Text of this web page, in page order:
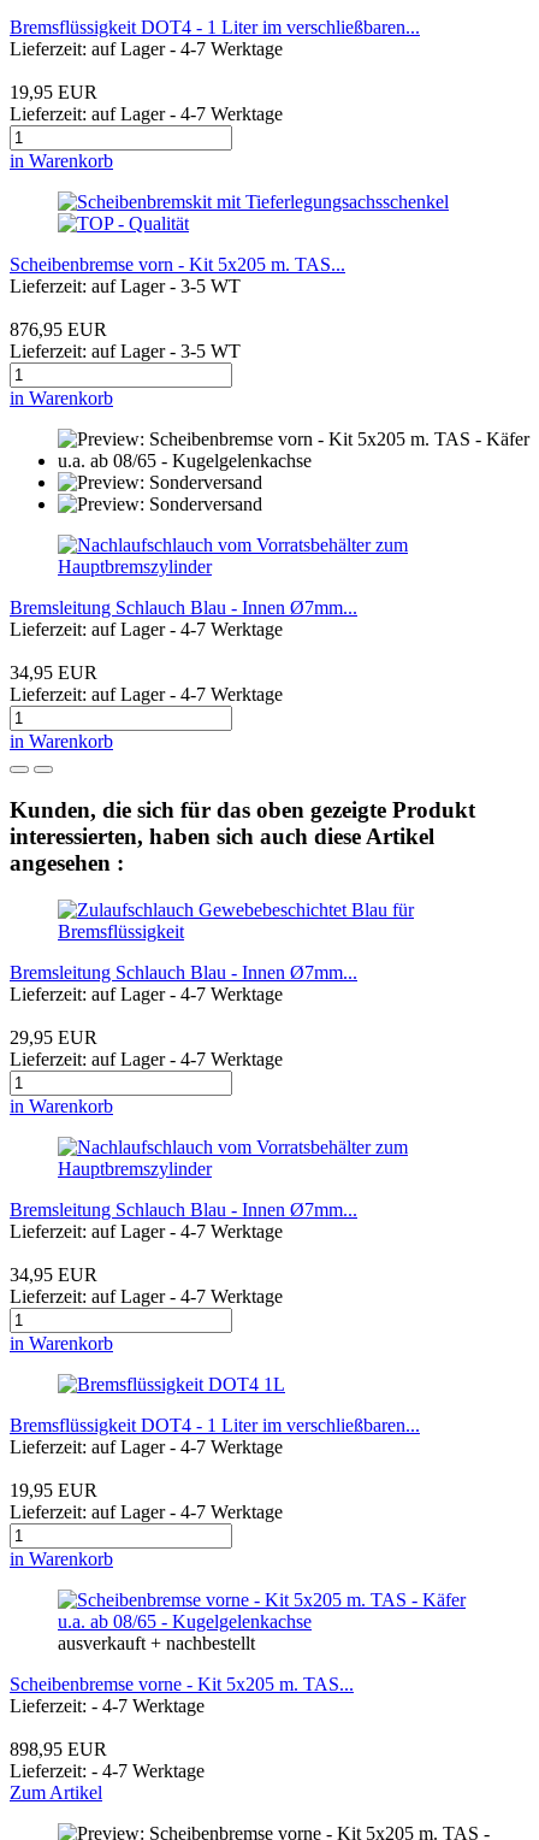
Bremsflüssigkeit DOT4 - 1 Liter im verschließbaren...
Lieferzeit: auf Lager - 4-7 Werktage
19,95 EUR
Lieferzeit: auf Lager - 4-7 Werktage
in Warenkorb
Scheibenbremse vorn - Kit 5x205 m. TAS...
Lieferzeit: auf Lager - 3-5 WT
876,95 EUR
Lieferzeit: auf Lager - 3-5 WT
in Warenkorb
Bremsleitung Schlauch Blau - Innen Ø7mm...
Lieferzeit: auf Lager - 4-7 Werktage
34,95 EUR
Lieferzeit: auf Lager - 4-7 Werktage
in Warenkorb
Kunden, die sich für das oben gezeigte Produkt
interessierten, haben sich auch diese Artikel
angesehen :
Bremsleitung Schlauch Blau - Innen Ø7mm...
Lieferzeit: auf Lager - 4-7 Werktage
29,95 EUR
Lieferzeit: auf Lager - 4-7 Werktage
in Warenkorb
Bremsleitung Schlauch Blau - Innen Ø7mm...
Lieferzeit: auf Lager - 4-7 Werktage
34,95 EUR
Lieferzeit: auf Lager - 4-7 Werktage
in Warenkorb
Bremsflüssigkeit DOT4 - 1 Liter im verschließbaren...
Lieferzeit: auf Lager - 4-7 Werktage
19,95 EUR
Lieferzeit: auf Lager - 4-7 Werktage
in Warenkorb
ausverkauft + nachbestellt
Scheibenbremse vorne - Kit 5x205 m. TAS...
Lieferzeit: - 4-7 Werktage
898,95 EUR
Lieferzeit: - 4-7 Werktage
Zum Artikel